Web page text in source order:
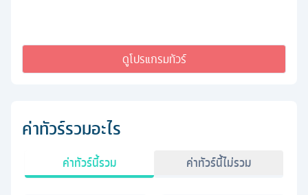
ดูโปรแกรมทัวร์
ค่าทัวร์รวมอะไร
ค่าทัวร์นี้รวม ค่าทัวร์นี้ไม่รวม